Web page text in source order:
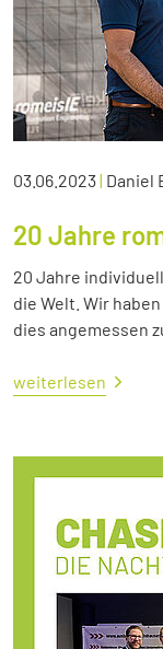
03.06.2023| Daniel
20 Jahre
20 Jahre
die Welt. Wir
dies angemessen
weiterlesen